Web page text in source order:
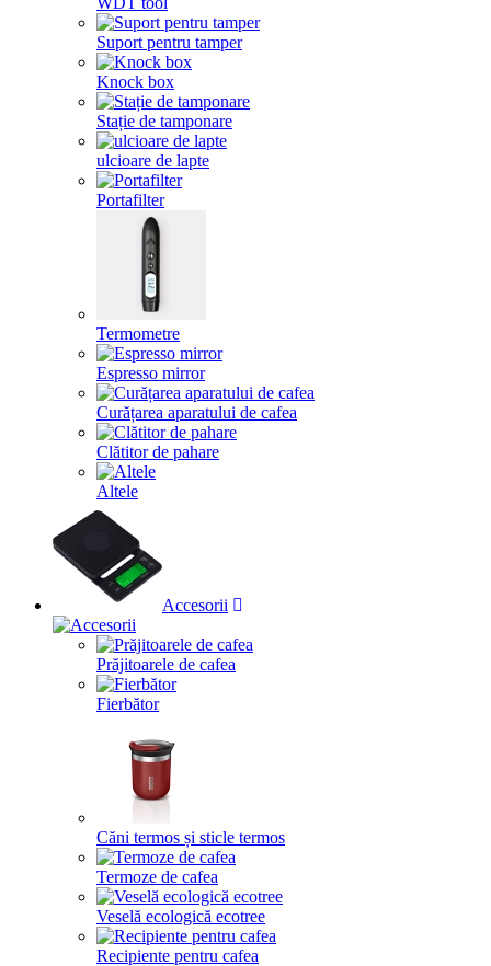
Suport pentru tamper
Knock box
Stație de tamponare
ulcioare de lapte
Portafilter
Termometre
Espresso mirror
Curățarea aparatului de cafea
Clătitor de pahare
Altele
Accesorii
Prăjitoarele de cafea
Fierbător
Căni termos și sticle termos
Termoze de cafea
Veselă ecologică ecotree
Recipiente pentru cafea